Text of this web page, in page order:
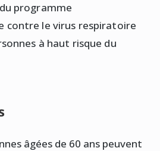
programme
contre le virus respiratoire
à haut risque du
âgées de 60 ans peuvent